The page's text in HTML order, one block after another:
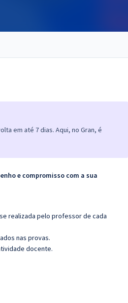
em até 7 dias. Aqui, no Gran, é
e compromisso com a sua
realizada pelo professor de cada
nas provas.
docente.